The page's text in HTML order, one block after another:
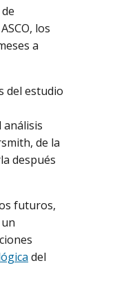
de
los
a
del estudio
análisis
de la
después
futuros,
del